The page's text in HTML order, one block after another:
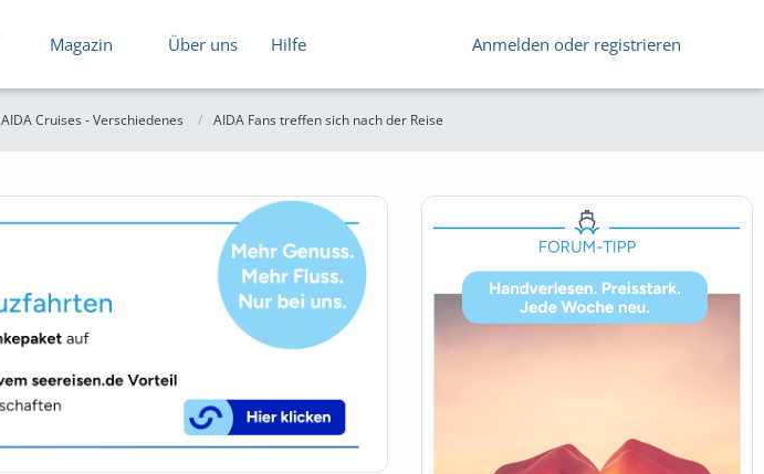
Magazin Über uns Hilfe Anmelden oder registrieren
AIDA Cruises - Verschiedenes AIDA Fans treffen sich nach der Reise